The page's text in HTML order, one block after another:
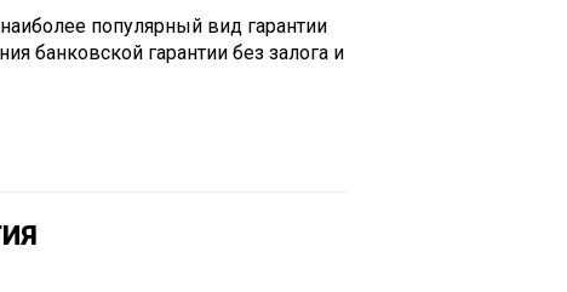
популярный вид гарантии
банковской гарантии без залога и